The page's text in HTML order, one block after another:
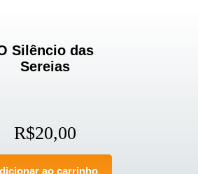
Silêncio das
Sereias
R$20,00
ao carrinho